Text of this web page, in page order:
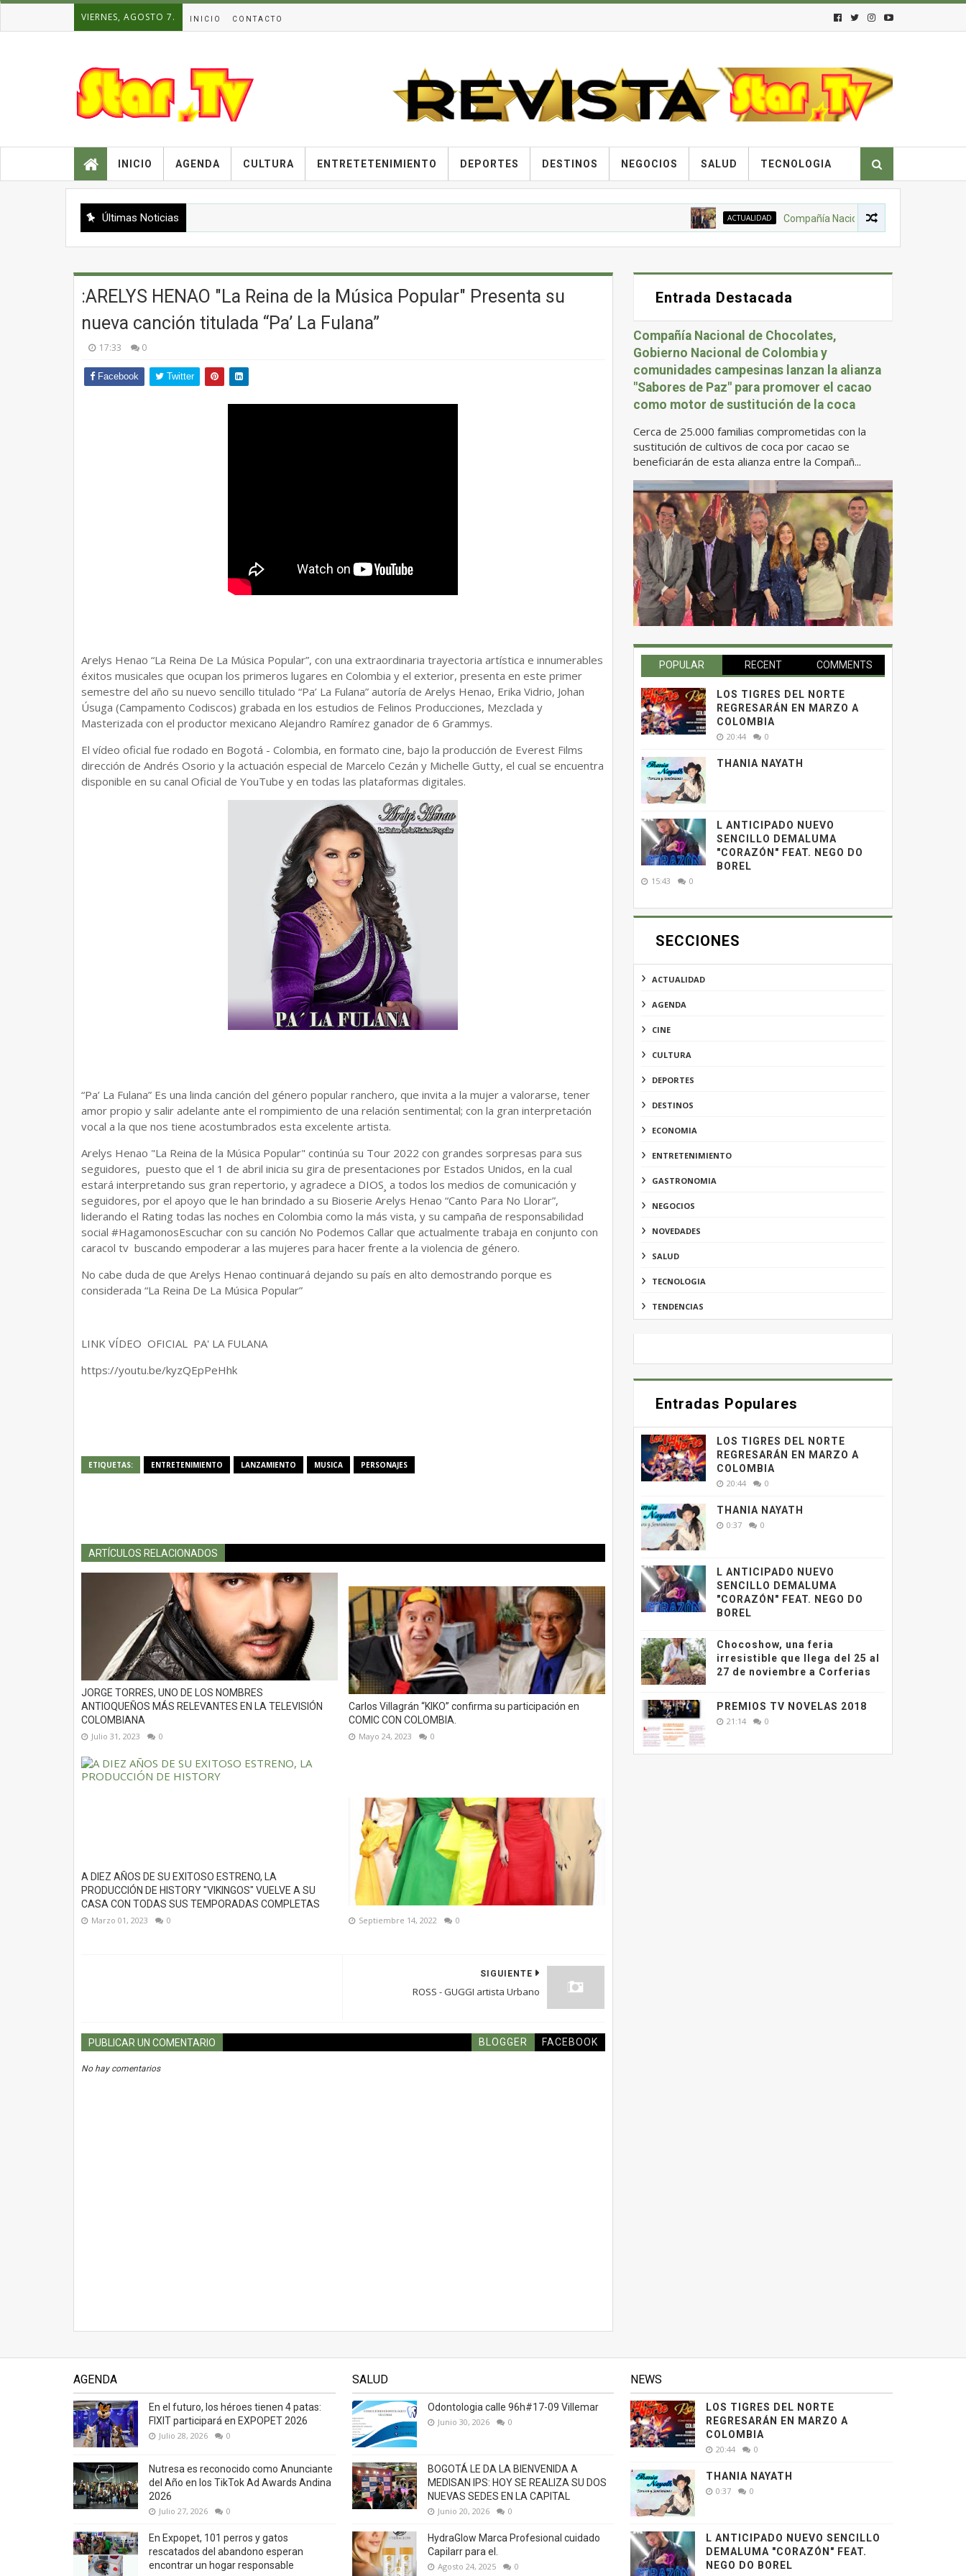
VIERNES, AGOSTO 7. INICIO CONTACTO
INICIO AGENDA CULTURA ENTRETETENIMIENTO DEPORTES DESTINOS NEGOCIOS SALUD TECNOLOGIA
Últimas Noticias ACTUALIDAD Compañía Nacional de Chocolates, Gobierno
:ARELYS HENAO "La Reina de la Música Popular" Presenta su
nueva canción titulada “Pa’ La Fulana”
17:33 0
Facebook Twitter
Arelys Henao “La Reina De La Música Popular”, con una extraordinaria trayectoria artística e innumerables
éxitos musicales que ocupan los primeros lugares en Colombia y el exterior, presenta en este primer
semestre del año su nuevo sencillo titulado “Pa’ La Fulana” autoría de Arelys Henao, Erika Vidrio, Johan
Úsuga (Campamento Codiscos) grabada en los estudios de Felinos Producciones, Mezclada y
Masterizada con el productor mexicano Alejandro Ramírez ganador de 6 Grammys.
El vídeo oficial fue rodado en Bogotá - Colombia, en formato cine, bajo la producción de Everest Films
dirección de Andrés Osorio y la actuación especial de Marcelo Cezán y Michelle Gutty, el cual se encuentra
disponible en su canal Oficial de YouTube y en todas las plataformas digitales.
“Pa’ La Fulana” Es una linda canción del género popular ranchero, que invita a la mujer a valorarse, tener
amor propio y salir adelante ante el rompimiento de una relación sentimental; con la gran interpretación
vocal a la que nos tiene acostumbrados esta excelente artista.
Arelys Henao "La Reina de la Música Popular" continúa su Tour 2022 con grandes sorpresas para sus
seguidores, puesto que el 1 de abril inicia su gira de presentaciones por Estados Unidos, en la cual
estará interpretando sus gran repertorio, y agradece a DIOS¸ a todos los medios de comunicación y
seguidores, por el apoyo que le han brindado a su Bioserie Arelys Henao “Canto Para No Llorar”,
liderando el Rating todas las noches en Colombia como la más vista, y su campaña de responsabilidad
social #HagamonosEscuchar con su canción No Podemos Callar que actualmente trabaja en conjunto con
caracol tv buscando empoderar a las mujeres para hacer frente a la violencia de género.
No cabe duda de que Arelys Henao continuará dejando su país en alto demostrando porque es
considerada “La Reina De La Música Popular”
LINK VÍDEO OFICIAL PA' LA FULANA
https://youtu.be/kyzQEpPeHhk
ETIQUETAS: ENTRETENIMIENTO LANZAMIENTO MUSICA PERSONAJES
ARTÍCULOS RELACIONADOS
JORGE TORRES, UNO DE LOS NOMBRES
ANTIOQUEÑOS MÁS RELEVANTES EN LA TELEVISIÓN
COLOMBIANA
Julio 31, 2023 0
Carlos Villagrán “KIKO” confirma su participación en
COMIC CON COLOMBIA.
Mayo 24, 2023 0
A DIEZ AÑOS DE SU EXITOSO ESTRENO, LA
PRODUCCIÓN DE HISTORY "VIKINGOS" VUELVE A SU
CASA CON TODAS SUS TEMPORADAS COMPLETAS
Marzo 01, 2023 0 Septiembre 14, 2022 0
SIGUIENTE
ROSS - GUGGI artista Urbano
PUBLICAR UN COMENTARIO BLOGGER FACEBOOK
No hay comentarios
Entrada Destacada
Compañía Nacional de Chocolates,
Gobierno Nacional de Colombia y
comunidades campesinas lanzan la alianza
"Sabores de Paz" para promover el cacao
como motor de sustitución de la coca
Cerca de 25.000 familias comprometidas con la
sustitución de cultivos de coca por cacao se
beneficiarán de esta alianza entre la Compañ...
POPULAR RECENT COMMENTS
LOS TIGRES DEL NORTE
REGRESARÁN EN MARZO A
COLOMBIA
20:44 0
THANIA NAYATH
L ANTICIPADO NUEVO
SENCILLO DEMALUMA
"CORAZÓN" FEAT. NEGO DO
BOREL
15:43 0
SECCIONES
ACTUALIDAD
AGENDA
CINE
CULTURA
DEPORTES
DESTINOS
ECONOMIA
ENTRETENIMIENTO
GASTRONOMIA
NEGOCIOS
NOVEDADES
SALUD
TECNOLOGIA
TENDENCIAS
Entradas Populares
LOS TIGRES DEL NORTE
REGRESARÁN EN MARZO A
COLOMBIA
20:44 0
THANIA NAYATH
0:37 0
L ANTICIPADO NUEVO
SENCILLO DEMALUMA
"CORAZÓN" FEAT. NEGO DO
BOREL
Chocoshow, una feria
irresistible que llega del 25 al
27 de noviembre a Corferias
PREMIOS TV NOVELAS 2018
21:14 0
AGENDA
En el futuro, los héroes tienen 4 patas:
FIXIT participará en EXPOPET 2026
Julio 28, 2026 0
Nutresa es reconocido como Anunciante
del Año en los TikTok Ad Awards Andina
2026
Julio 27, 2026 0
En Expopet, 101 perros y gatos
rescatados del abandono esperan
encontrar un hogar responsable
SALUD
Odontologia calle 96h#17-09 Villemar
Junio 30, 2026 0
BOGOTÁ LE DA LA BIENVENIDA A
MEDISAN IPS: HOY SE REALIZA SU DOS
NUEVAS SEDES EN LA CAPITAL
Junio 20, 2026 0
HydraGlow Marca Profesional cuidado
Capilarr para el.
Agosto 24, 2025 0
NEWS
LOS TIGRES DEL NORTE
REGRESARÁN EN MARZO A
COLOMBIA
20:44 0
THANIA NAYATH
0:37 0
L ANTICIPADO NUEVO SENCILLO
DEMALUMA "CORAZÓN" FEAT.
NEGO DO BOREL